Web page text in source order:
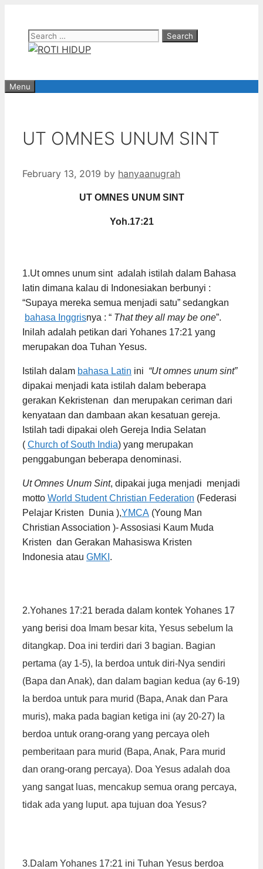
contentSearch
for:
Menu
UT OMNES UNUM SINT
February 13, 2019 by hanyaanugrah
UT OMNES UNUM SINT
Yoh.17:21
1.Ut omnes unum sint adalah istilah dalam Bahasa
latin dimana kalau di Indonesiakan berbunyi :
“Supaya mereka semua menjadi satu” sedangkan
bahasa Inggrisnya : “ That they all may be one”.
Inilah adalah petikan dari Yohanes 17:21 yang
merupakan doa Tuhan Yesus.
Istilah dalam bahasa Latin ini “Ut omnes unum sint”
dipakai menjadi kata istilah dalam beberapa
gerakan Kekristenan dan merupakan ceriman dari
kenyataan dan dambaan akan kesatuan gereja.
Istilah tadi dipakai oleh Gereja India Selatan
( Church of South India) yang merupakan
penggabungan beberapa denominasi.
Ut Omnes Unum Sint, dipakai juga menjadi menjadi
motto World Student Christian Federation (Federasi
Pelajar Kristen Dunia ),YMCA (Young Man
Christian Association )- Assosiasi Kaum Muda
Kristen dan Gerakan Mahasiswa Kristen
Indonesia atau GMKI .
2.Yohanes 17:21 berada dalam kontek Yohanes 17
yang berisi doa Imam besar kita, Yesus sebelum Ia
ditangkap. Doa ini terdiri dari 3 bagian. Bagian
pertama (ay 1-5), Ia berdoa untuk diri-Nya sendiri
(Bapa dan Anak), dan dalam bagian kedua (ay 6-19)
Ia berdoa untuk para murid (Bapa, Anak dan Para
muris), maka pada bagian ketiga ini (ay 20-27) Ia
berdoa untuk orang-orang yang percaya oleh
pemberitaan para murid (Bapa, Anak, Para murid
dan orang-orang percaya). Doa Yesus adalah doa
yang sangat luas, mencakup semua orang percaya,
tidak ada yang luput. apa tujuan doa Yesus?
3.Dalam Yohanes 17:21 ini Tuhan Yesus berdoa